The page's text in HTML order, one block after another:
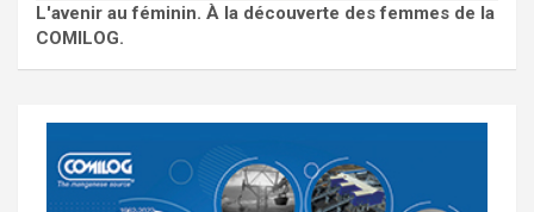
L'avenir au féminin. À la découverte des femmes de la
COMILOG.